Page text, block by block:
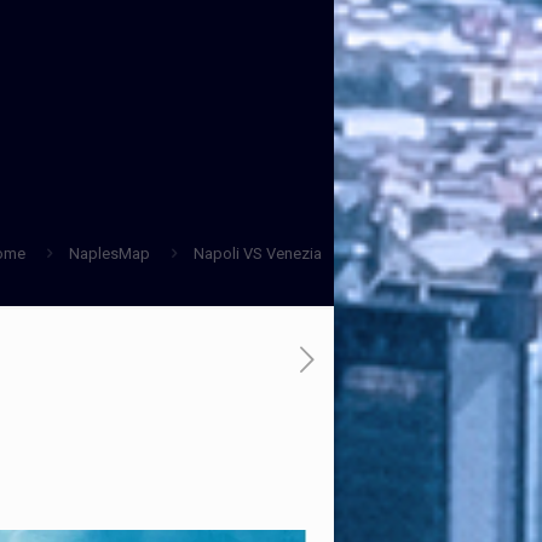
NaplesMap Napoli VS Venezia